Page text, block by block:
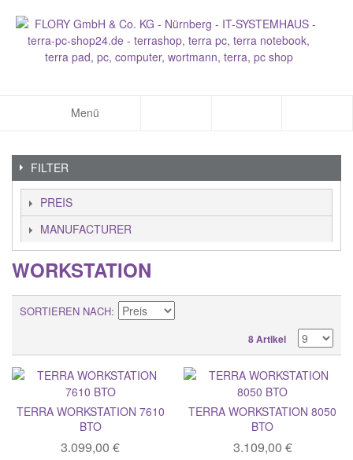
Menü
FILTER
PREIS
MANUFACTURER
WORKSTATION
SORTIEREN NACH
8 Artikel
TERRA WORKSTATION 7610
BTO
3.099,00 €
TERRA WORKSTATION 8050
BTO
3.109,00 €